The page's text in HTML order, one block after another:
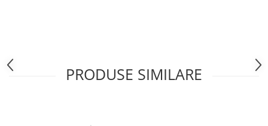
PRODUSE SIMILARE